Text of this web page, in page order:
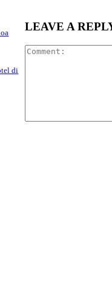
di
LEAVE A